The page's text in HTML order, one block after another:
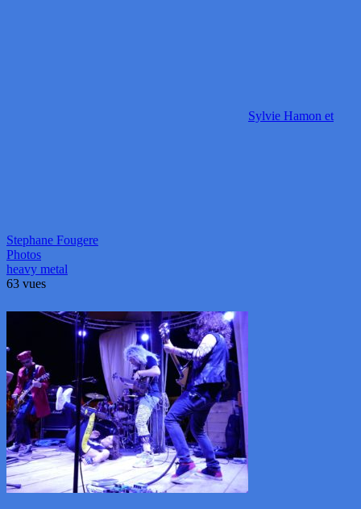
Sylvie Hamon et
Stephane Fougere
Photos
heavy metal
63 vues